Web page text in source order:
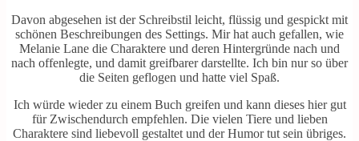
Davon abgesehen ist der Schreibstil leicht, flüssig und gespickt mit
schönen Beschreibungen des Settings. Mir hat auch gefallen, wie
Melanie Lane die Charaktere und deren Hintergründe nach und
nach offenlegte, und damit greifbarer darstellte. Ich bin nur so über
die Seiten geflogen und hatte viel Spaß.
Ich würde wieder zu einem Buch greifen und kann dieses hier gut
für Zwischendurch empfehlen. Die vielen Tiere und lieben
Charaktere sind liebevoll gestaltet und der Humor tut sein übriges.